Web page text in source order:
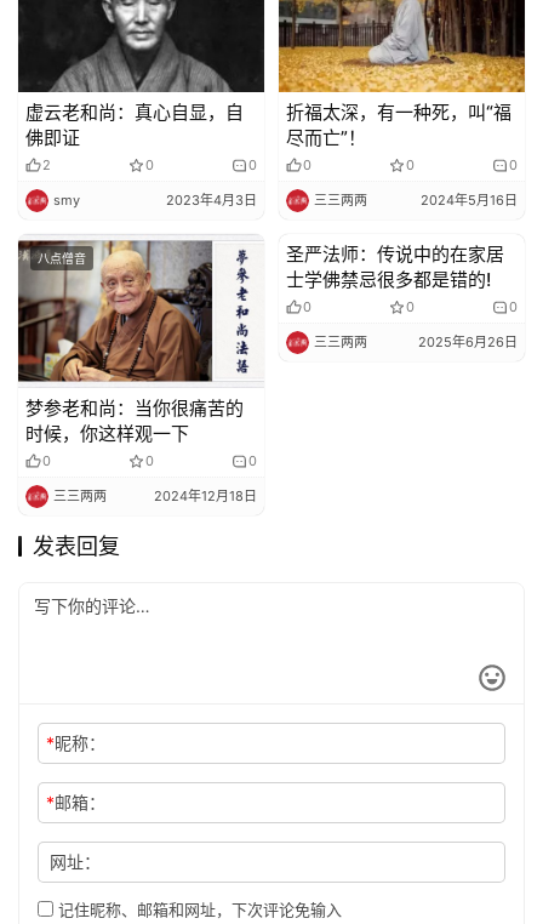
虚云老和尚：真心自显，自
佛即证
2 0 0
smy 2023年4月3日
折福太深，有一种死，叫“福
尽而亡”！
0 0 0
三三两两 2024年5月16日
八点僧音
梦参老和尚：当你很痛苦的
时候，你这样观一下
0 0 0
三三两两 2024年12月18日
八点僧音
圣严法师：传说中的在家居
士学佛禁忌很多都是错的!
0 0 0
三三两两 2025年6月26日
发表回复
*昵称：
*邮箱：
网址：
记住昵称、邮箱和网址，下次评论免输入